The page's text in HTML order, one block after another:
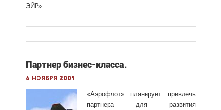
ЭЙР».
Партнер бизнес-класса.
6 ноября 2009
«Аэрофлот» планирует привлечь
партнера для развития